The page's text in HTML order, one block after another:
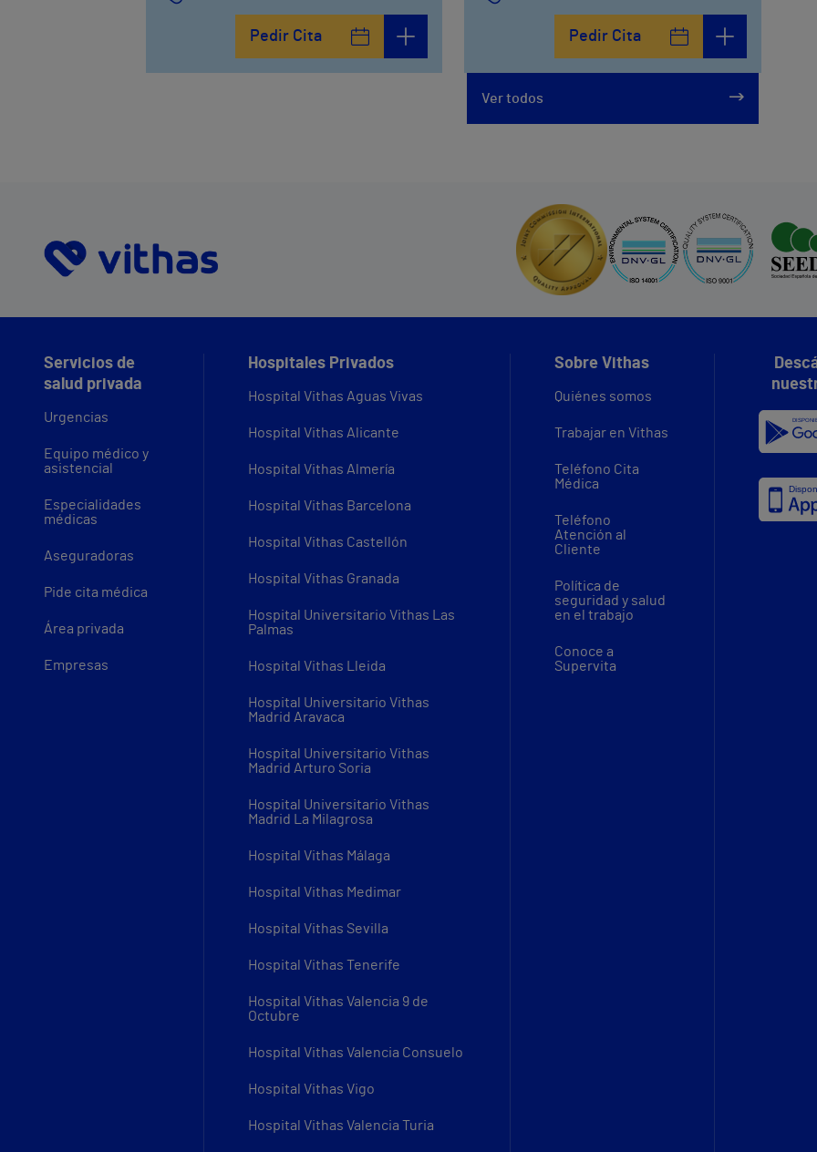
Pedir Cita Pedir Cita
Ver todos
Servicios de
salud privada
Urgencias
Equipo médico y
asistencial
Especialidades
médicas
Aseguradoras
Pide cita médica
Área privada
Empresas
Hospitales Privados
Hospital Vithas Aguas Vivas
Hospital Vithas Alicante
Hospital Vithas Almería
Hospital Vithas Barcelona
Hospital Vithas Castellón
Hospital Vithas Granada
Hospital Universitario Vithas Las
Palmas
Hospital Vithas Lleida
Hospital Universitario Vithas
Madrid Aravaca
Hospital Universitario Vithas
Madrid Arturo Soria
Hospital Universitario Vithas
Madrid La Milagrosa
Hospital Vithas Málaga
Hospital Vithas Medimar
Hospital Vithas Sevilla
Hospital Vithas Tenerife
Hospital Vithas Valencia 9 de
Octubre
Hospital Vithas Valencia Consuelo
Hospital Vithas Vigo
Hospital Vithas Valencia Turia
Sobre Vithas
Quiénes somos
Trabajar en Vithas
Teléfono Cita
Médica
Teléfono
Atención al
Cliente
Política de
seguridad y salud
en el trabajo
Conoce a
Supervita